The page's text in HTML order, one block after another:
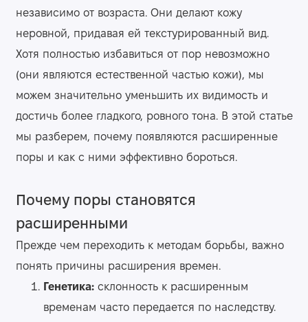
независимо от возраста. Они делают кожу
неровной, придавая ей текстурированный вид.
Хотя полностью избавиться от пор невозможно
(они являются естественной частью кожи), мы
можем значительно уменьшить их видимость и
достичь более гладкого, ровного тона. В этой статье
мы разберем, почему появляются расширенные
поры и как с ними эффективно бороться.
Почему поры становятся
расширенными
Прежде чем переходить к методам борьбы, важно
понять причины расширения времен.
Генетика:склонность к расширенным
временам часто передается по наследству.